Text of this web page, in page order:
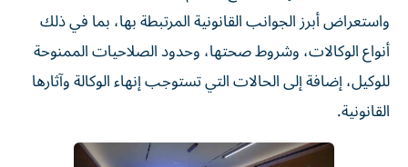
واستعراض أبرز الجوانب القانونية المرتبطة بها، بما في ذلك
أنواع الوكالات، وشروط صحتها، وحدود الصلاحيات الممنوحة
للوكيل، إضافة إلى الحالات التي تستوجب إنهاء الوكالة وآثارها
القانونية.